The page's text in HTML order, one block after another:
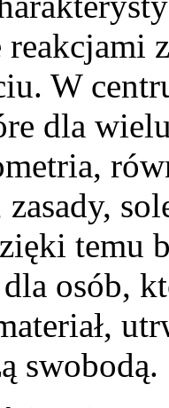
W
dla
zasady,
temu
osób,
swobodą.